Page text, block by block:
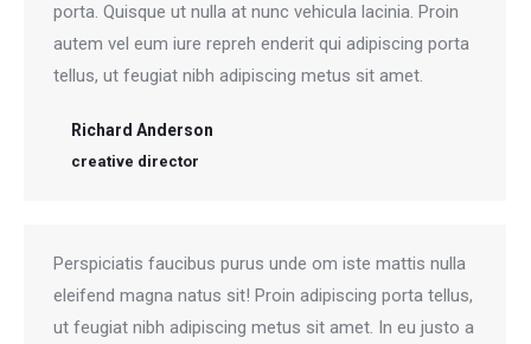
porta. Quisque ut nulla at nunc vehicula lacinia. Proin
autem vel eum iure repreh enderit qui adipiscing porta
tellus, ut feugiat nibh adipiscing metus sit amet.
Richard Anderson
creative director
Perspiciatis faucibus purus unde om iste mattis nulla
eleifend magna natus sit! Proin adipiscing porta tellus,
ut feugiat nibh adipiscing metus sit amet. In eu justo a